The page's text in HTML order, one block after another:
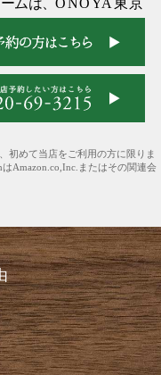
ムは、ONOYA東京
初めて当店をご利用の方に限りま
Amazon.co,Inc.またはその関連会